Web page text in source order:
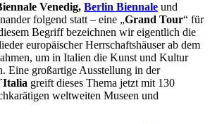
Venedig, Berlin Biennale und
folgend statt – eine „Grand Tour“ für
Begriff bezeichnen wir eigentlich die
europäischer Herrschaftshäuser ab dem
um in Italien die Kunst und Kultur
Eine großartige Ausstellung in der
greift dieses Thema jetzt mit 130
weltweiten Museen und